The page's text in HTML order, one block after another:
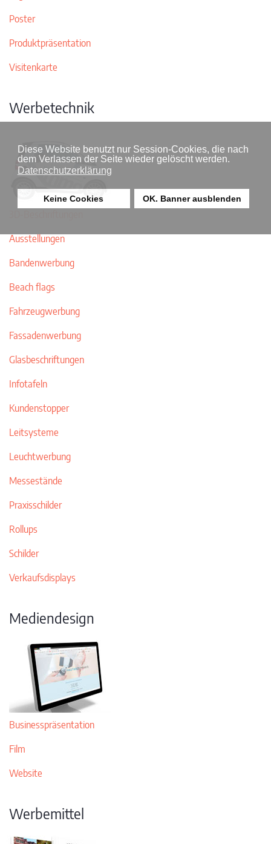
Diese Website benutzt nur Session-Cookies, die nach
dem Verlassen der Seite wieder gelöscht werden.
Datenschutzerklärung
Keine Cookies OK. Banner ausblenden
Poster
Produktpräsentation
Visitenkarte
Werbetechnik
Ausstellungen
Bandenwerbung
Beach flags
Fahrzeugwerbung
Fassadenwerbung
Glasbeschriftungen
Infotafeln
Kundenstopper
Leitsysteme
Leuchtwerbung
Messestände
Praxisschilder
Rollups
Schilder
Verkaufsdisplays
Mediendesign
Businesspräsentation
Film
Website
Werbemittel